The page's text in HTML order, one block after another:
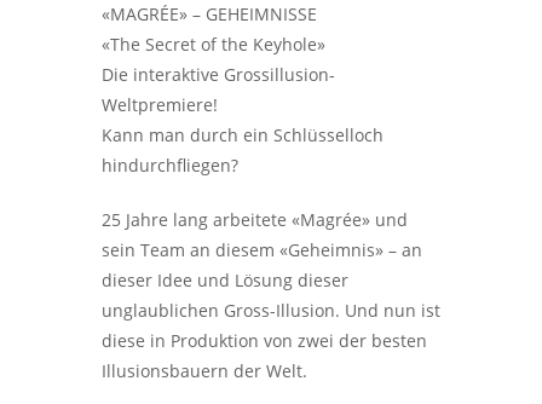
«MAGRÉE» – GEHEIMNISSE
«The Secret of the Keyhole»
Die interaktive Grossillusion-
Weltpremiere!
Kann man durch ein Schlüsselloch
hindurchfliegen?
25 Jahre lang arbeitete «Magrée» und
sein Team an diesem «Geheimnis» – an
dieser Idee und Lösung dieser
unglaublichen Gross-Illusion. Und nun ist
diese in Produktion von zwei der besten
Illusionsbauern der Welt.